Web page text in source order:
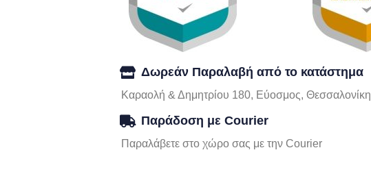
Δωρεάν Παραλαβή από το κατάστημα
Καραολή & Δημητρίου 180, Εύοσμος, Θεσσαλονίκη
Παράδοση με Courier
Παραλάβετε στο χώρο σας με την Courier